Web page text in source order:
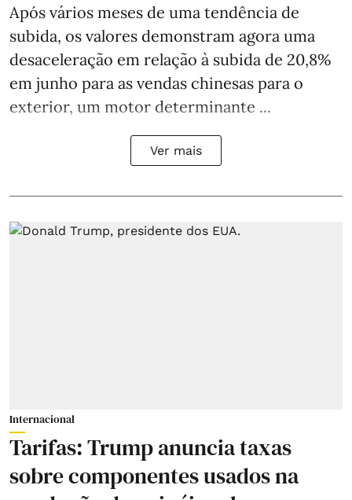
Após vários meses de uma tendência de
subida, os valores demonstram agora uma
desaceleração em relação à subida de 20,8%
em junho para as vendas chinesas para o
exterior, um motor determinante ...
Ver mais
Internacional
Tarifas: Trump anuncia taxas
sobre componentes usados na